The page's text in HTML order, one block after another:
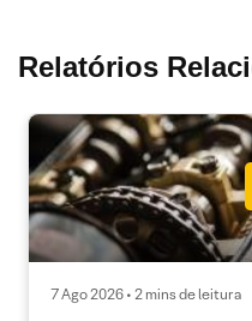
Relatórios
7 Ago 2026 • 2 mins de leitura